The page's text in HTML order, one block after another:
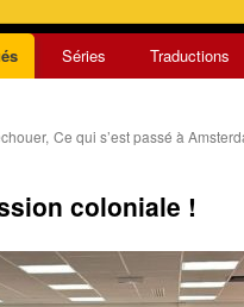
Séries Traductions
Ce qui s’est passé à
coloniale !